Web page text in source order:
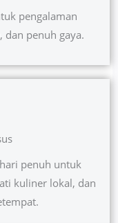
pengalaman
dan penuh gaya.
penuh untuk
kuliner lokal, dan